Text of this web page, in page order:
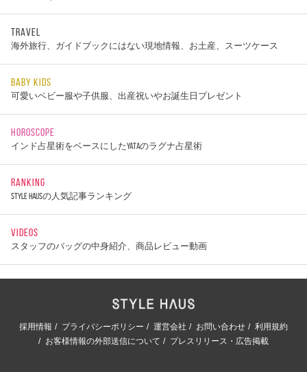
TRAVEL
海外旅行、ガイドブックにはない現地情報、お土産、スーツケース
BABY KIDS
可愛いベビー服や子供服、出産祝いやお誕生日プレゼント
HOROSCOPE
インド占星術をベースにしたYATAのラグナ占星術
RANKING
STYLE HAUSの人気記事ランキング
VIDEOS
スタッフのバッグの中身紹介、商品レビュー動画
採用情報 プライバシーポリシー 運営会社 お問い合わせ
利用規約
お客様情報の外部送信について
プレスリリース・広告掲載